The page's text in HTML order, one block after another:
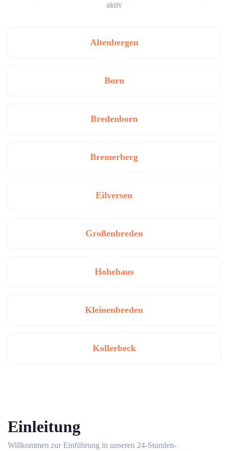
aktiv
Altenbergen
Born
Bredenborn
Bremerberg
Eilversen
Großenbreden
Hohehaus
Kleinenbreden
Kollerbeck
Einleitung
Willkommen zur Einführung in unseren 24-Stunden-